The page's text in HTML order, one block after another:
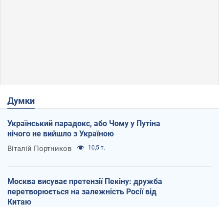
Думки
Український парадокс, або Чому у Путіна
нічого не вийшло з Україною
Віталій Портников 10,5 т.
Москва висуває претензії Пекіну: дружба
перетворюється на залежність Росії від
Китаю